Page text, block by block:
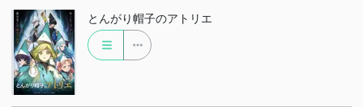
とんがり帽子のアトリエ